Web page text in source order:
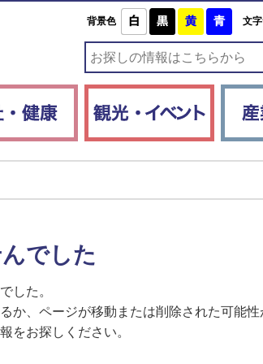
背景色 白 黒 黄 青文
でした
した。
か、ページが移動または削除された可能
をお探しください。